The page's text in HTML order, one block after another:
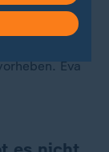
Regierung
Eva